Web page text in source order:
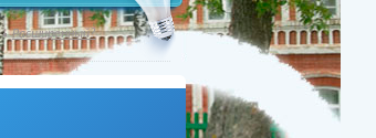
Расширенный?